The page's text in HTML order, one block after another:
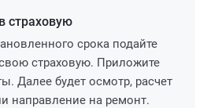
в страховую
срока подайте
страховую. Приложите
Далее будет осмотр, расчет
направление на ремонт.